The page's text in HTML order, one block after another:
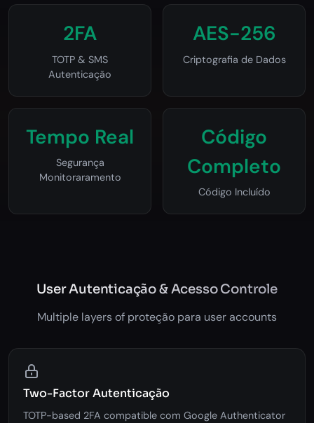
2FA
TOTP & SMS
Autenticação
AES-256
Criptografia de Dados
Tempo Real
Segurança
Monitoraramento
Código
Completo
Código Incluído
User Autenticação & Acesso Controle
Multiple layers of proteção para user accounts
Two-Factor Autenticação
TOTP-based 2FA compatible com Google Authenticator